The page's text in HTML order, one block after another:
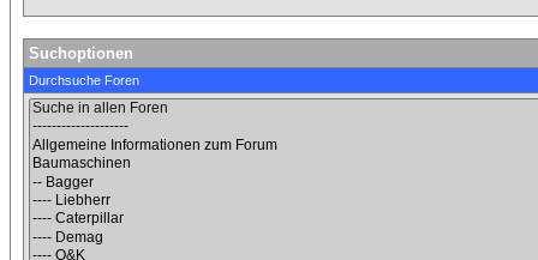
Suchoptionen
Durchsuche Foren